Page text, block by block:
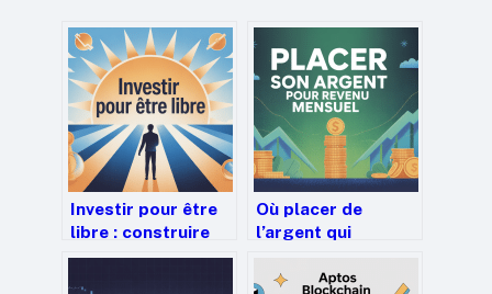
Investir pour être
libre : construire
une vraie liberté
Où placer de
l’argent qui
mensuellement en